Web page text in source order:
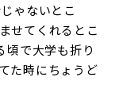
ゃないとこ
せてくれるとこ
頃で大学も折り
た時にちょうど